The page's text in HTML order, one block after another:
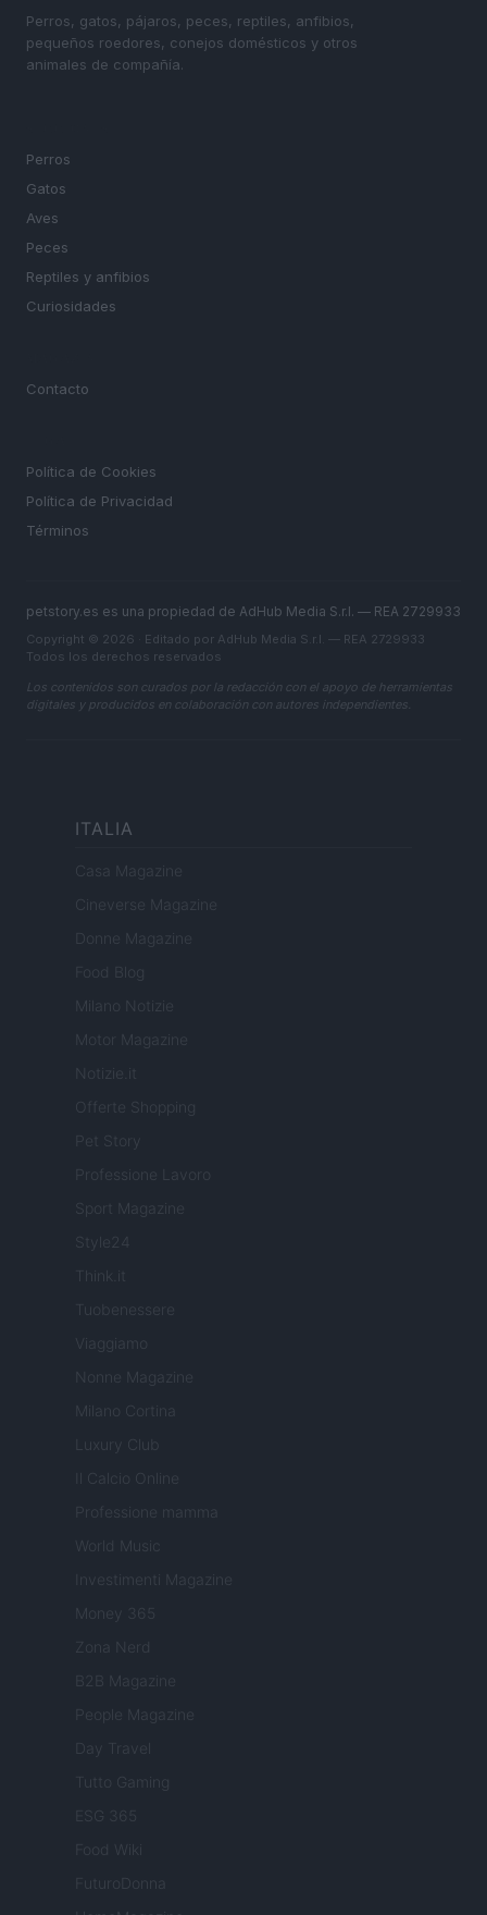
Perros, gatos, pájaros, peces, reptiles, anfibios,
pequeños roedores, conejos domésticos y otros
animales de compañía.
Perros
Gatos
Aves
Peces
Reptiles y anfibios
Curiosidades
Contacto
Política de Cookies
Política de Privacidad
Términos
petstory.es es una propiedad de AdHub Media S.r.l. — REA 2729933
Copyright © 2026 · Editado por AdHub Media S.r.l. — REA 2729933
Todos los derechos reservados
Los contenidos son curados por la redacción con el apoyo de herramientas
digitales y producidos en colaboración con autores independientes.
ITALIA
Casa Magazine
Cineverse Magazine
Donne Magazine
Food Blog
Milano Notizie
Motor Magazine
Notizie.it
Offerte Shopping
Professione Lavoro
Sport Magazine
Style24
Think.it
Tuobenessere
Viaggiamo
Nonne Magazine
Milano Cortina
Luxury Club
Il Calcio Online
Professione mamma
World Music
Investimenti Magazine
Money 365
Zona Nerd
B2B Magazine
People Magazine
Day Travel
Tutto Gaming
ESG 365
Food Wiki
FuturoDonna